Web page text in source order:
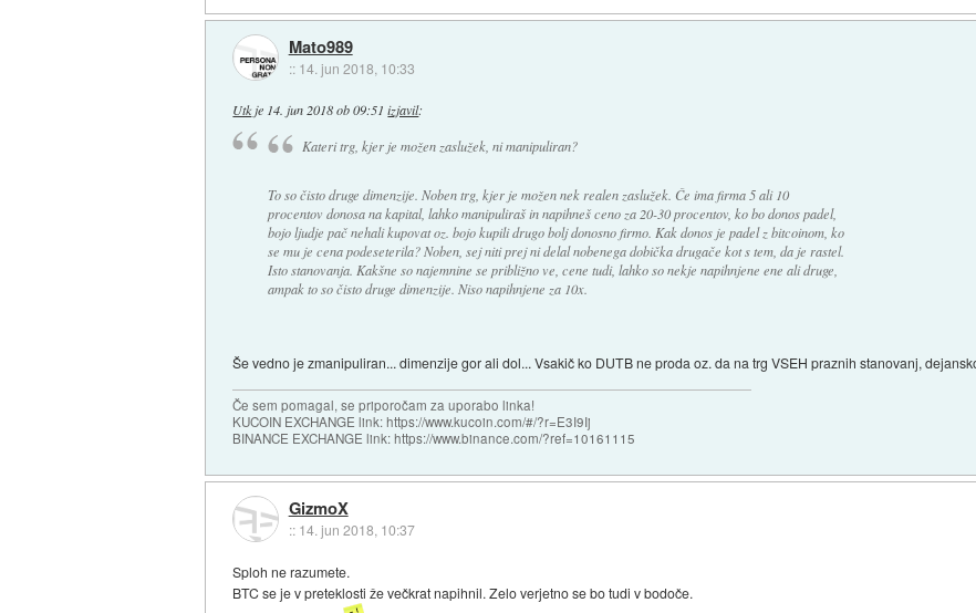
Mato989
:: 14. jun 2018, 10:33
Utkje 14. jun 2018 ob 09:51 izjavil:
Kateri trg, kjer je možen zaslužek, ni manipuliran?
To so čisto druge dimenzije. Noben trg, kjer je možen nek realen zaslužek. Če ima firma 5 ali 10
procentov donosa na kapital, lahko manipuliraš in napihneš ceno za 20-30 procentov, ko bo donos padel,
bojo ljudje pač nehali kupovat oz. bojo kupili drugo bolj donosno firmo. Kak donos je padel z bitcoinom, ko
se mu je cena podeseterila? Noben, sej niti prej ni delal nobenega dobička drugače kot s tem, da je rastel.
Isto stanovanja. Kakšne so najemnine se približno ve, cene tudi, lahko so nekje napihnjene ene ali druge,
ampak to so čisto druge dimenzije. Niso napihnjene za 10x.
Še vedno je zmanipuliran... dimenzije gor ali dol... Vsakič ko DUTB ne proda oz. da na trg VSEH praznih stanovanj,
Če sem pomagal, se priporočam za uporabo linka!
KUCOIN EXCHANGE link: https://www.kucoin.com/#/?r=E3I9Ij
BINANCE EXCHANGE link: https://www.binance.com/?ref=10161115
GizmoX
:: 14. jun 2018, 10:37
Sploh ne razumete.
BTC se je v preteklosti že večkrat napihnil. Zelo verjetno se bo tudi v bodoče.